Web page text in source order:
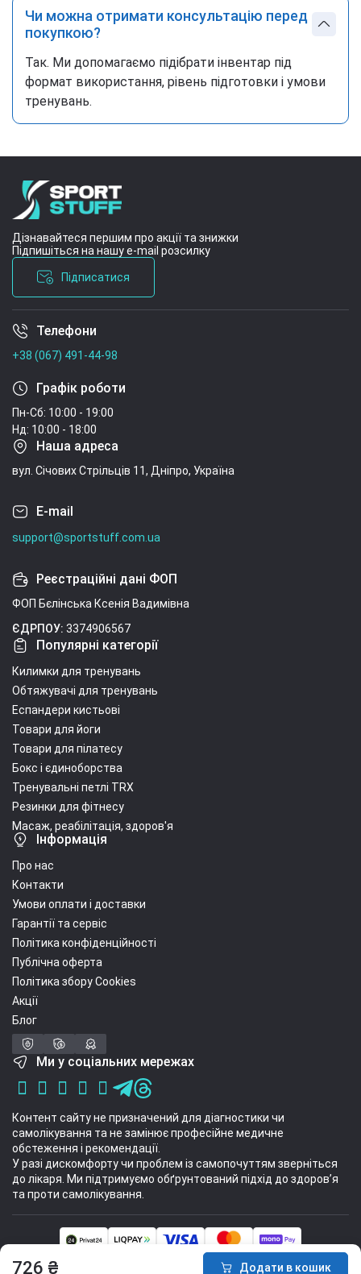
Чи можна отримати консультацію перед
покупкою?
Так. Ми допомагаємо підібрати інвентар під
формат використання, рівень підготовки і умови
тренувань.
726 ₴ Додати в кошик
Дізнавайтеся першим про акції та знижки
Підпишіться на нашу e-mail розсилку
Підписатися
Умови угоди
Телефони
+38 (067) 491-44-98
Графік роботи
Пн-Сб: 10:00 - 19:00
Нд: 10:00 - 18:00
Наша адреса
вул. Січових Стрільців 11, Дніпро, Україна
E-mail
support@sportstuff.com.ua
Реєстраційні дані ФОП
ФОП Бєлінська Ксенія Вадимівна
ЄДРПОУ: 3374906567
Популярні категорії
Килимки для тренувань
Обтяжувачі для тренувань
Еспандери кистьові
Товари для йоги
Товари для пілатесу
Бокс і єдиноборства
Тренувальні петлі TRX
Резинки для фітнесу
Масаж, реабілітація, здоров'я
Інформація
Про нас
Контакти
Умови оплати і доставки
Гарантії та сервіс
Політика конфіденційності
Публічна оферта
Політика збору Cookies
Акції
Блог
Ми у соціальних мережах
Контент сайту не призначений для діагностики чи
самолікування та не замінює професійне медичне
обстеження і рекомендації.
У разі дискомфорту чи проблем із самопочуттям зверніться
до лікаря. Ми підтримуємо обґрунтований підхід до здоров’я
та проти самолікування.
Інтернет-магазин спортивних товарів Sport Stuff 2014 - 2026 © Всі права